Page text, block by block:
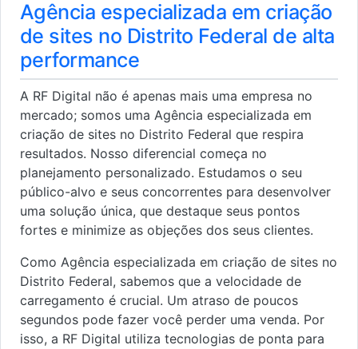
Agência especializada em criação
de sites no Distrito Federal de alta
performance
A RF Digital não é apenas mais uma empresa no
mercado; somos uma Agência especializada em
criação de sites no Distrito Federal que respira
resultados. Nosso diferencial começa no
planejamento personalizado. Estudamos o seu
público-alvo e seus concorrentes para desenvolver
uma solução única, que destaque seus pontos
fortes e minimize as objeções dos seus clientes.
Como Agência especializada em criação de sites no
Distrito Federal, sabemos que a velocidade de
carregamento é crucial. Um atraso de poucos
segundos pode fazer você perder uma venda. Por
isso, a RF Digital utiliza tecnologias de ponta para